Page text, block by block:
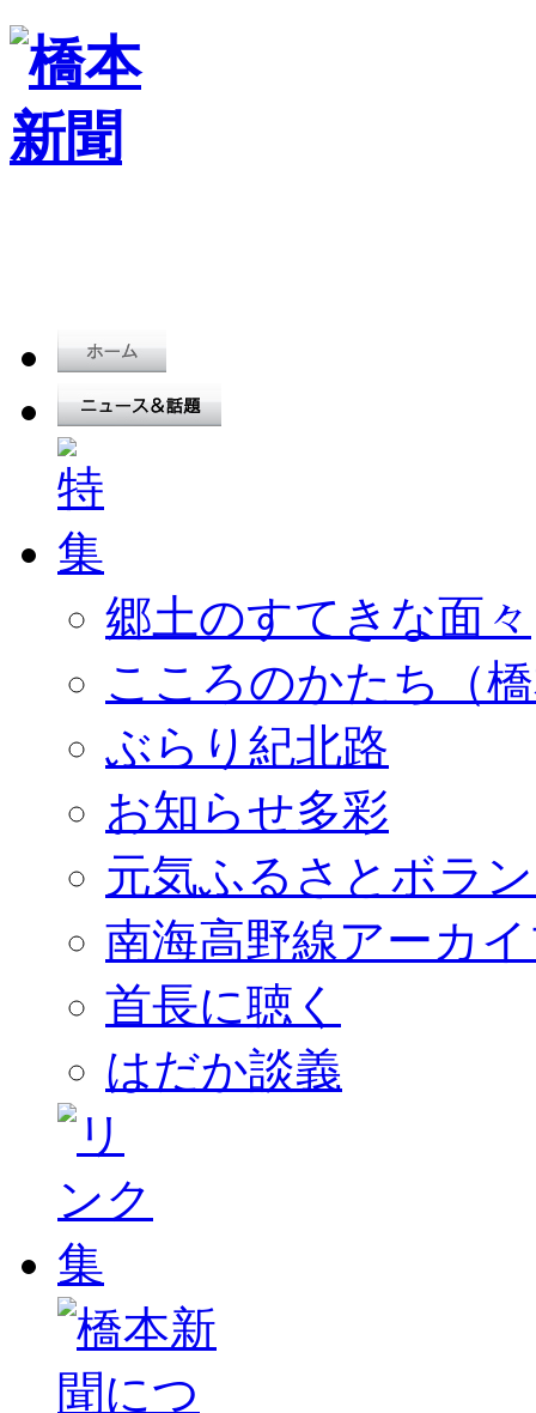
郷土のすてきな面々
こころのかたち（
ぶらり紀北路
お知らせ多彩
元気ふるさとボラ
南海高野線アーカ
首長に聴く
はだか談義